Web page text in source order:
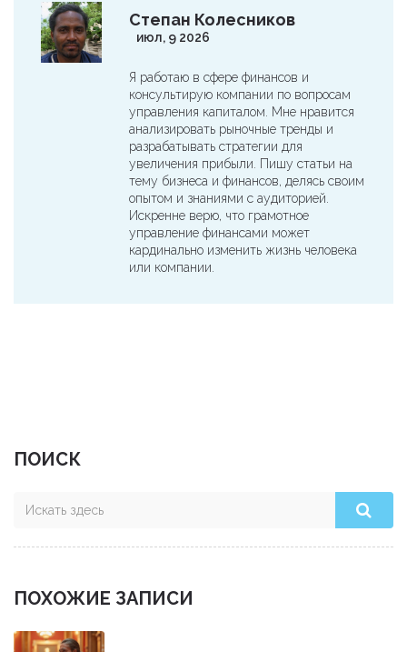
Степан Колесников
июл, 9 2026
Я работаю в сфере финансов и
консультирую компании по вопросам
управления капиталом. Мне нравится
анализировать рыночные тренды и
разрабатывать стратегии для
увеличения прибыли. Пишу статьи на
тему бизнеса и финансов, делясь своим
опытом и знаниями с аудиторией.
Искренне верю, что грамотное
управление финансами может
кардинально изменить жизнь человека
или компании.
ПОИСК
ПОХОЖИЕ ЗАПИСИ